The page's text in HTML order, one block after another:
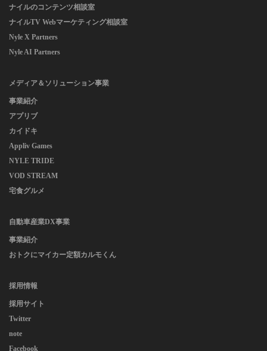
ナイルのコンテンツ相談室
ナイルTV Webマーケティング相談室
Nyle X Partners
Nyle AI Partners
メディア＆ソリューション事業
事業紹介
アプリブ
カイドキ
Appliv Games
NYLE TRIDE
VOD STREAM
宅食グルメ
自動車産業DX事業
事業紹介
おトクにマイカー定額カルモくん
採用情報
採用サイト
Twitter
note
Facebook